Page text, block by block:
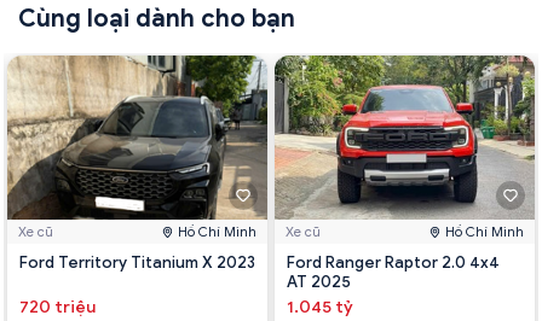
Cùng loại dành cho bạn
Xe cũ Hồ Chí Minh
Ford Territory Titanium X 2023
720 triệu
Xe cũ Hồ Chí Minh
Ford Ranger Raptor 2.0 4x4
AT 2025
1.045 tỷ